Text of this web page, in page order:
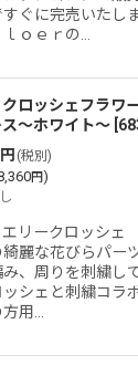
すぐに完売いたし
ｌｏｅｒの…
ロッシェフラワ
ス〜ホワイト〜
円 (税別)
円)
エリークロッシ
綺麗な花びらパー
み、周りを刺繍し
ッシェと刺繍コラ
用…